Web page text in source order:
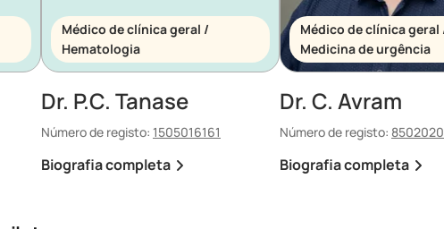
Médico de clínica geral /
Hematologia
Dr. P.C. Tanase
Número de registo: 1505016161
Biografia completa
Médico de clínica geral
Medicina de urgência
Dr. C. Avram
Número de registo:
Biografia completa